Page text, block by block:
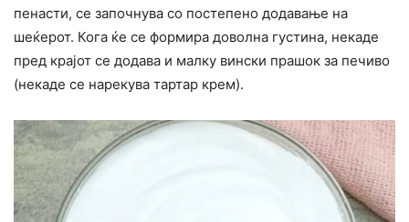
пенасти, се започнува со постепено додавање на
шеќерот. Кога ќе се формира доволна густина, некаде
пред крајот се додава и малку вински прашок за печиво
(некаде се нарекува тартар крем).